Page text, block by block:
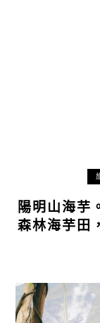
陽明山海芋
森林海芋田